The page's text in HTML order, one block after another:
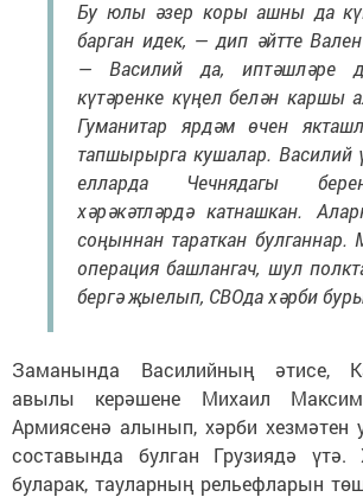
Бу юлы әзер коры ашны да
барган идек, — дип әйтте
— Василий да, иптәшләре
күтәренке күңел белән каршы
Гуманитар ярдәм өчен
тапшырырга кушалар. Василий
елларда Чечнядагы
хәрәкәтләрдә катнашкан.
соңыннан тараткан булганнар.
операция башлангач, шул
бергә җыелып, СВОда хәрби
Заманында Василийның әтисе,
авылы керәшене Михаил
Армиясенә алынып, хәрби хезмәтен
составында булган Грузиядә үтә.
буларак, тауларның рельефларын